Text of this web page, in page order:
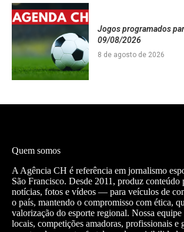
Jogos programados
09/08/2026
8 de agosto de 2026
Quem somos
A Agência CH é referência em jornalismo
São Francisco. Desde 2011, produz
notícias, fotos e vídeos — para veículos de
o país, mantendo o compromisso com ética,
valorização do esporte regional. Nossa equipe
locais, competições amadoras, profissionais e